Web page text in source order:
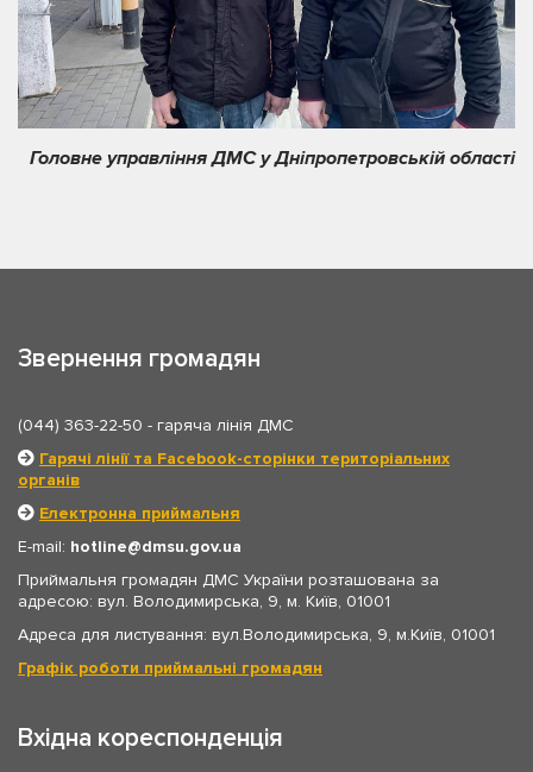
Головне управління ДМС у Дніпропетровській області
Звернення громадян
(044) 363-22-50 - гаряча лінія ДМС
Гарячі лінії та Facebook-сторінки територіальних
органів
Електронна приймальня
E-mail: hotline
dmsu.gov.ua
Приймальня громадян ДМС України розташована за
адресою: вул. Володимирська, 9, м. Київ, 01001
Адреса для листування: вул.Володимирська, 9, м.Київ, 01001
Графік роботи приймальні громадян
Вхідна кореспонденція